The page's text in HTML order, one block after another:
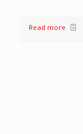
Read more